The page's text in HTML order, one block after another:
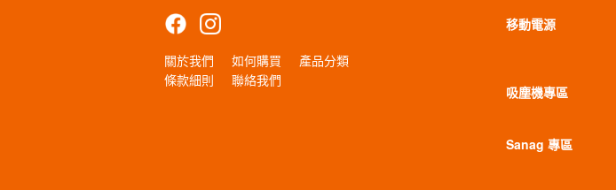
關於我們 如何購買
產品分類
條款細則
聯絡我們
移動電源
吸塵機專區
Sanag 專區